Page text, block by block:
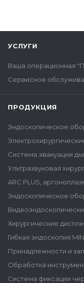
УСЛУГИ
Ваша операционная
Сервисное
ПРОДУКЦИЯ
Эндоскопическое
Система эвакуации
Ультразвуковая
ARC PLUS,
Эндоскопическое
Хирургические
Гибкая эндоскопия
Принадлежности и
Обработка
Система фиксации